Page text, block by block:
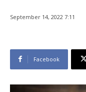
September 14, 2022 7:11
Facebook